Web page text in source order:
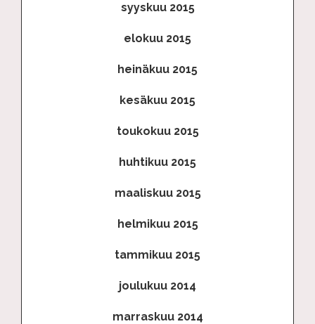
syyskuu 2015
elokuu 2015
heinäkuu 2015
kesäkuu 2015
toukokuu 2015
huhtikuu 2015
maaliskuu 2015
helmikuu 2015
tammikuu 2015
joulukuu 2014
marraskuu 2014